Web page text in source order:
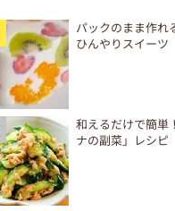
パックのまま作れ
ひんやりスイーツ
和えるだけで簡単
ナの副菜」レシピ